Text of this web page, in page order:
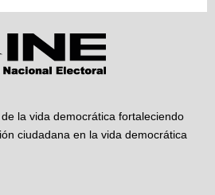
la vida democrática fortaleciendo
ciudadana en la vida democrática